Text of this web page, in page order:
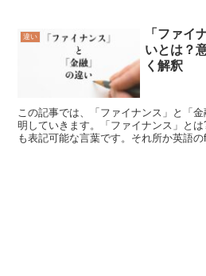
違い
「ファイ
いとは？
く解釈
この記事では、「ファイナンス」と「
明していきます。「ファイナンス」と
も表記可能な言葉です。それ所か英語の